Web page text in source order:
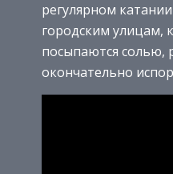
регулярном
городским улицам,
посыпаются солью,
окончательно